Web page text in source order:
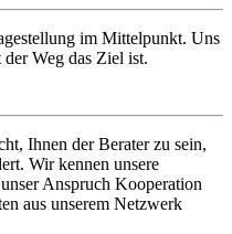
im Mittelpunkt. Uns
Weg das Ziel ist.
Ihnen der Berater zu sein,
Wir kennen unsere
Anspruch Kooperation
aus unserem Netzwerk